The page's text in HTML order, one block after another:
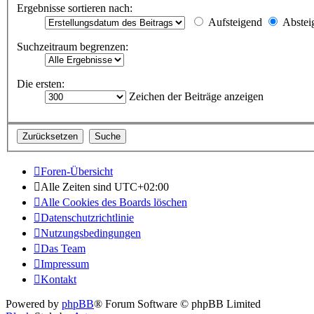
Ergebnisse sortieren nach:
Aufsteigend
Suchzeitraum begrenzen:
Die ersten:
Zeichen der Beiträge anzeigen
Foren-Übersicht
Alle Zeiten sind UTC+02:00
Alle Cookies des Boards löschen
Datenschutzrichtlinie
Nutzungsbedingungen
Das Team
Impressum
Kontakt
Powered by phpBB® Forum Software © phpBB Limited